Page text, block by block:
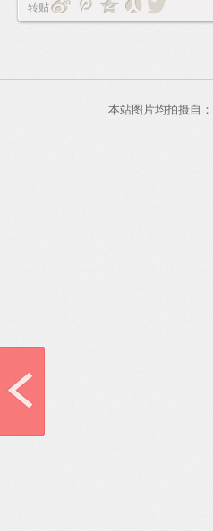
转贴
本站图片均拍摄自：